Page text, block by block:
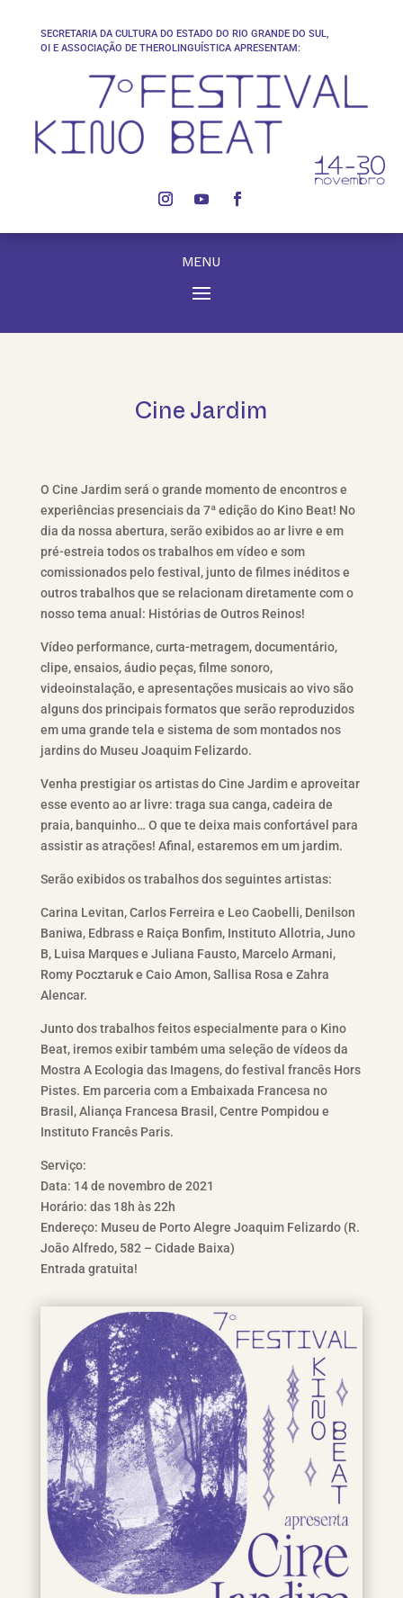
SECRETARIA DA CULTURA DO ESTADO DO RIO GRANDE DO SUL,
OI E ASSOCIAÇÃO DE THEROLINGUÍSTICA APRESENTAM:
MENU
Cine Jardim
O Cine Jardim será o grande momento de encontros e
experiências presenciais da 7ª edição do Kino Beat! No
dia da nossa abertura, serão exibidos ao ar livre e em
pré-estreia todos os trabalhos em vídeo e som
comissionados pelo festival, junto de filmes inéditos e
outros trabalhos que se relacionam diretamente com o
nosso tema anual: Histórias de Outros Reinos!
Vídeo performance, curta-metragem, documentário,
clipe, ensaios, áudio peças, filme sonoro,
videoinstalação, e apresentações musicais ao vivo são
alguns dos principais formatos que serão reproduzidos
em uma grande tela e sistema de som montados nos
jardins do Museu Joaquim Felizardo.
Venha prestigiar os artistas do Cine Jardim e aproveitar
esse evento ao ar livre: traga sua canga, cadeira de
praia, banquinho… O que te deixa mais confortável para
assistir as atrações! Afinal, estaremos em um jardim.
Serão exibidos os trabalhos dos seguintes artistas:
Carina Levitan, Carlos Ferreira e Leo Caobelli, Denilson
Baniwa, Edbrass e Raiça Bonfim, Instituto Allotria, Juno
B, Luisa Marques e Juliana Fausto, Marcelo Armani,
Romy Pocztaruk e Caio Amon, Sallisa Rosa e Zahra
Alencar.
Junto dos trabalhos feitos especialmente para o Kino
Beat, iremos exibir também uma seleção de vídeos da
Mostra A Ecologia das Imagens, do festival francês Hors
Pistes. Em parceria com a Embaixada Francesa no
Brasil, Aliança Francesa Brasil, Centre Pompidou e
Instituto Francês Paris.
Serviço:
Data: 14 de novembro de 2021
Horário: das 18h às 22h
Endereço: Museu de Porto Alegre Joaquim Felizardo (R.
João Alfredo, 582 – Cidade Baixa)
Entrada gratuita!